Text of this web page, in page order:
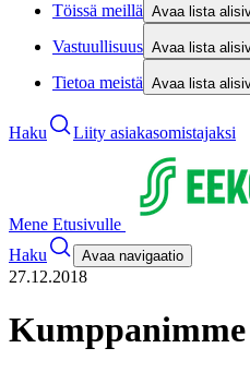
Töissä meillä Avaa lista
Vastuullisuus Avaa lista
Tietoa meistä Avaa lista
Haku Liity asiakasomistajaksi
Mene Etusivulle
Haku
Avaa navigaatio
27.12.2018